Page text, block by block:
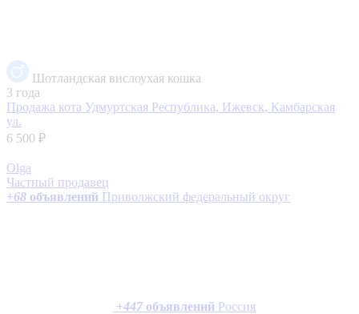
Шотландская вислоухая кошка
3 года
Продажа кота Удмуртская Республика, Ижевск, Камбарская
ул.
6 500 ₽
Olga
Частный продавец
+68 объявлений Приволжский федеральный округ
+447 объявлений Россия